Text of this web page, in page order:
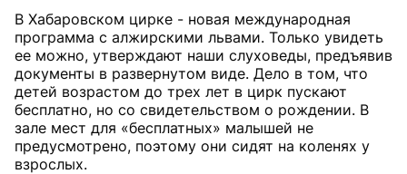
В Хабаровском цирке - новая международная
программа с алжирскими львами. Только увидеть
ее можно, утверждают наши слуховеды, предъявив
документы в развернутом виде. Дело в том, что
детей возрастом до трех лет в цирк пускают
бесплатно, но со свидетельством о рождении. В
зале мест для «бесплатных» малышей не
предусмотрено, поэтому они сидят на коленях у
взрослых.